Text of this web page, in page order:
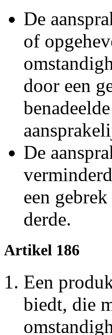
De
of
door een
De
een
derde.
Artikel 186
Een
biedt, die